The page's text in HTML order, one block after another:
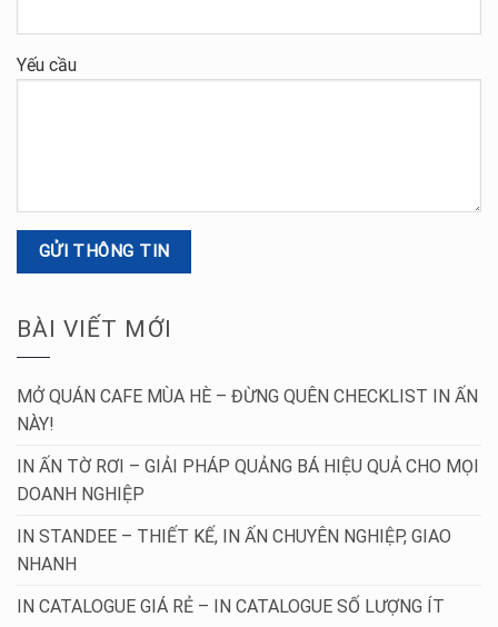
Yếu cầu
BÀI VIẾT MỚI
MỞ QUÁN CAFE MÙA HÈ – ĐỪNG QUÊN CHECKLIST IN ẤN
NÀY!
IN ẤN TỜ RƠI – GIẢI PHÁP QUẢNG BÁ HIỆU QUẢ CHO MỌI
DOANH NGHIỆP
IN STANDEE – THIẾT KẾ, IN ẤN CHUYÊN NGHIỆP, GIAO
NHANH
IN CATALOGUE GIÁ RẺ – IN CATALOGUE SỐ LƯỢNG ÍT